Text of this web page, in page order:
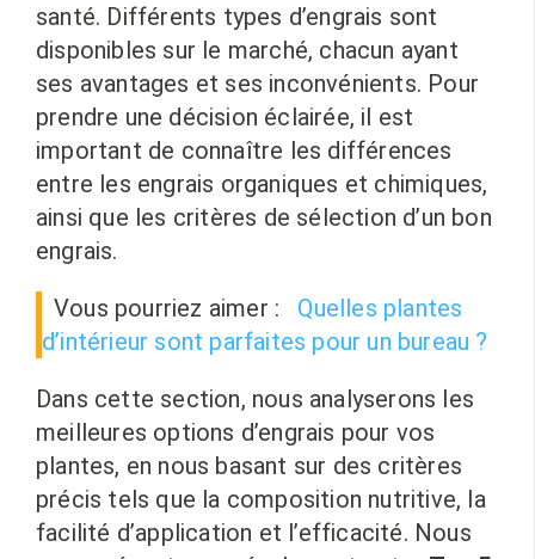
santé. Différents types d’engrais sont
disponibles sur le marché, chacun ayant
ses avantages et ses inconvénients. Pour
prendre une décision éclairée, il est
important de connaître les différences
entre les engrais organiques et chimiques,
ainsi que les critères de sélection d’un bon
engrais.
Vous pourriez aimer :
Quelles plantes
d’intérieur sont parfaites pour un bureau ?
Dans cette section, nous analyserons les
meilleures options d’engrais pour vos
plantes, en nous basant sur des critères
précis tels que la composition nutritive, la
facilité d’application et l’efficacité. Nous